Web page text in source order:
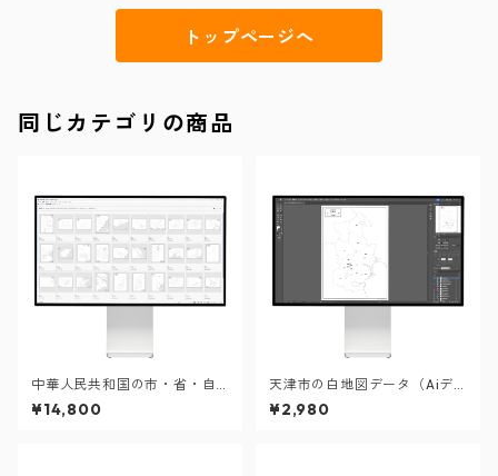
トップページへ
同じカテゴリの商品
中華人民共和国の市・省・自
治区31セット（Aiデータ）
¥14,800
天津市の白地図データ（Aiデ
ータ）
¥2,980